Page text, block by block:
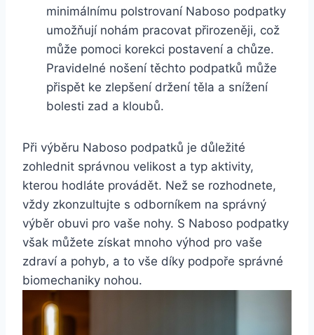
minimálnímu​ polstrovaní Naboso podpatky
umožňují nohám pracovat ⁣přirozeněji, ⁤což ​
může pomoci korekci postavení a chůze.
Pravidelné‌ nošení těchto podpatků může
přispět ke⁤ zlepšení držení těla a‌ snížení
bolesti zad a kloubů.
Při​ výběru Naboso podpatků je důležité
‍zohlednit správnou velikost a typ aktivity,​
kterou hodláte​ provádět.​ Než se⁣ rozhodnete,
vždy zkonzultujte s odborníkem na​ správný
výběr obuvi ⁤pro vaše ‌nohy. ⁣S Naboso⁣ podpatky
však​ můžete získat mnoho výhod pro vaše
zdraví a ‌pohyb, a ⁤to vše‍ díky podpoře správné
biomechaniky nohou.